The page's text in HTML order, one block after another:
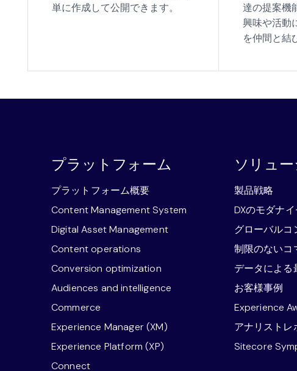
単に作成して公開できます。
達の提案機
興味や活動
を仲間と結
プラットフォーム
プラットフォーム概要
Content Management System
Digital Asset Management
Content operations
Conversion optimization
Audiences and intelligence
Commerce
Experience Manager (XM)
Experience Platform (XP)
Connect
ソリュ
製品戦略
DXのモダナ
グローバルコ
制限のないコ
データによる
お客様事例
Experience
アナリストレ
Sitecore